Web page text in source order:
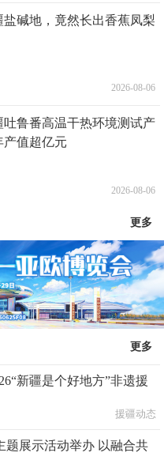
盐碱地，竟然长出香蕉凤梨
2026-08-06
吐鲁番高温干热环境测试产
产值超亿元
2026-08-06
更多
更多
新疆是个好地方”非遗援
援疆动态
题展示活动举办 以融合共